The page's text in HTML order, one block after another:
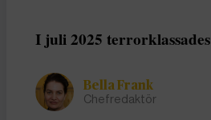
I juli 2025 terrorklassades
Bella Frank
Chefredaktör